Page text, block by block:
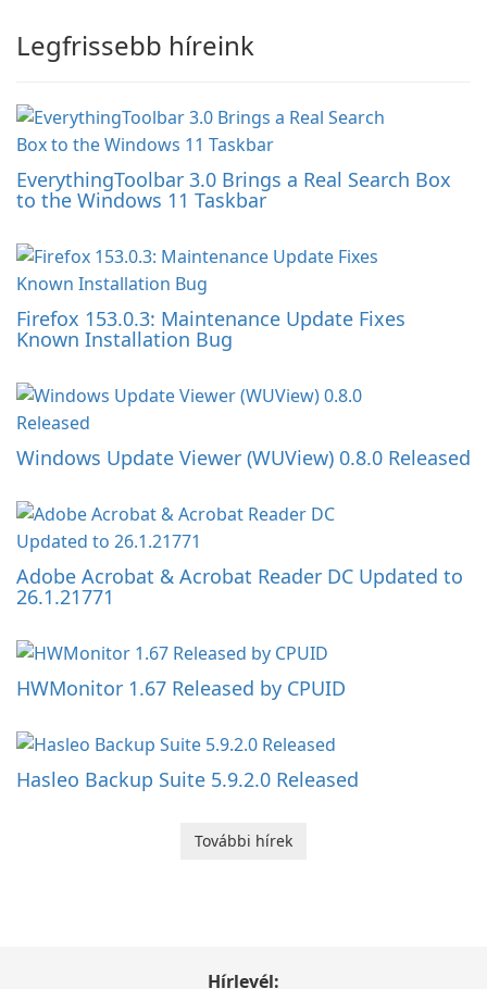
Legfrissebb híreink
EverythingToolbar 3.0 Brings a Real Search Box
to the Windows 11 Taskbar
Firefox 153.0.3: Maintenance Update Fixes
Known Installation Bug
Windows Update Viewer (WUView) 0.8.0 Released
Adobe Acrobat & Acrobat Reader DC Updated to
26.1.21771
HWMonitor 1.67 Released by CPUID
Hasleo Backup Suite 5.9.2.0 Released
További hírek
Hírlevél: